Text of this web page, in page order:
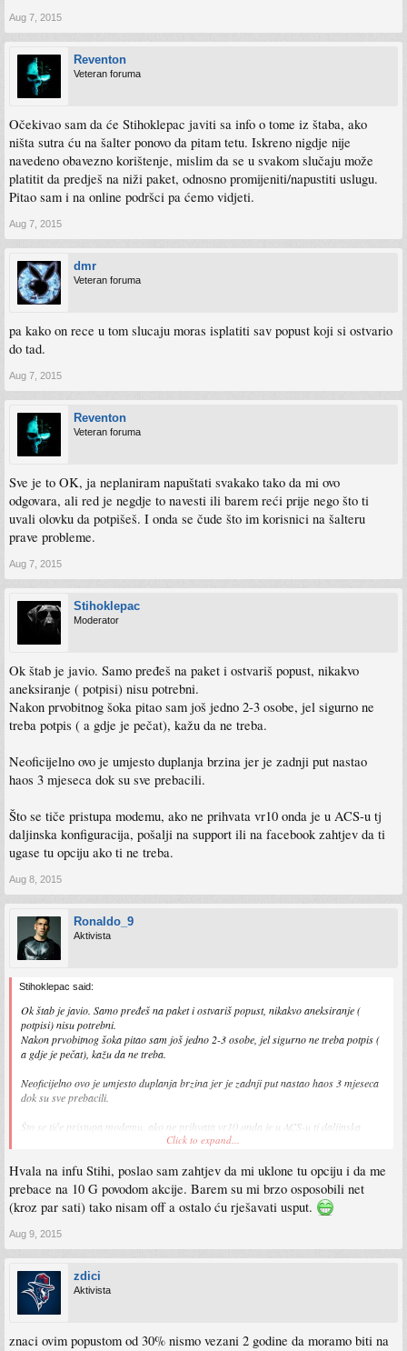
Aug 7, 2015
Reventon
Veteran foruma
Očekivao sam da će Stihoklepac javiti sa info o tome iz štaba, ako
ništa sutra ću na šalter ponovo da pitam tetu. Iskreno nigdje nije
navedeno obavezno korištenje, mislim da se u svakom slučaju može
platitit da predješ na niži paket, odnosno promijeniti/napustiti uslugu.
Pitao sam i na online podršci pa ćemo vidjeti.
Aug 7, 2015
dmr
Veteran foruma
pa kako on rece u tom slucaju moras isplatiti sav popust koji si ostvario
do tad.
Aug 7, 2015
Reventon
Veteran foruma
Sve je to OK, ja neplaniram napuštati svakako tako da mi ovo
odgovara, ali red je negdje to navesti ili barem reći prije nego što ti
uvali olovku da potpišeš. I onda se čude što im korisnici na šalteru
prave probleme.
Aug 7, 2015
Stihoklepac
Moderator
Ok štab je javio. Samo pređeš na paket i ostvariš popust, nikakvo
aneksiranje ( potpisi) nisu potrebni.
Nakon prvobitnog šoka pitao sam još jedno 2-3 osobe, jel sigurno ne
treba potpis ( a gdje je pečat), kažu da ne treba.
Neoficijelno ovo je umjesto duplanja brzina jer je zadnji put nastao
haos 3 mjeseca dok su sve prebacili.
Što se tiče pristupa modemu, ako ne prihvata vr10 onda je u ACS-u tj
daljinska konfiguracija, pošalji na support ili na facebook zahtjev da ti
ugase tu opciju ako ti ne treba.
Aug 8, 2015
Ronaldo_9
Aktivista
Stihoklepac said:
Ok štab je javio. Samo pređeš na paket i ostvariš popust, nikakvo aneksiranje (
potpisi) nisu potrebni.
Nakon prvobitnog šoka pitao sam još jedno 2-3 osobe, jel sigurno ne treba potpis (
a gdje je pečat), kažu da ne treba.
Neoficijelno ovo je umjesto duplanja brzina jer je zadnji put nastao haos 3 mjeseca
dok su sve prebacili.
Što se tiče pristupa modemu, ako ne prihvata vr10 onda je u ACS-u tj daljinska
konfiguracija, pošalji na support ili na facebook zahtjev da ti ugase tu opciju ako ti
Click to expand...
Hvala na infu Stihi, poslao sam zahtjev da mi uklone tu opciju i da me
prebace na 10 G povodom akcije. Barem su mi brzo osposobili net
(kroz par sati) tako nisam off a ostalo ću rješavati usput.
Aug 9, 2015
zdici
Aktivista
znaci ovim popustom od 30% nismo vezani 2 godine da moramo biti na